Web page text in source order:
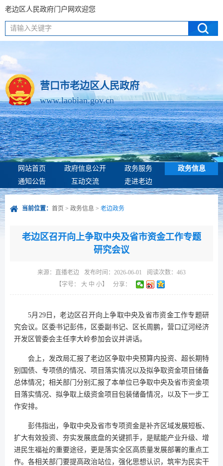
老边区人民政府门户网欢迎您
请输入关键字
营口市老边区人民政府
www.laobian.gov.cn
网站首页 政府信息公开 政务服务
政务信息
通知公告
互动交流 走进老边
当前位置： 首页 > 政务信息 > 老边政务
老边区召开向上争取中央及省市资金工作专题
研究会议
来源： 直播老边 发布时间：2026-06-01 阅读次数： 463
【字号： 大 中 小】 分享：
5月29日，老边区召开向上争取中央及省市资金工作专题研
究会议。区委书记彭伟，区委副书记、区长周鹏，营口辽河经济
开发区管委会主任李大岭参加会议并讲话。
会上，发改局汇报了老边区争取中央预算内投资、超长期特
别国债、专项债的情况、项目落实情况以及拟争取资金项目储备
总体情况；相关部门分别汇报了本单位已争取中央及省市资金项
目落实情况、拟争取上级资金项目包装储备情况，以及下一步工
作安排。
彭伟指出，争取中央及省市专项资金是补齐区域发展短板、
扩大有效投资、夯实发展底盘的关键抓手，是赋能产业升级、增
进民生福祉的重要途径，更是落实全区高质量发展部署的重点工
作。各相关部门要提高政治站位，强化思想认识，筑牢为民实干